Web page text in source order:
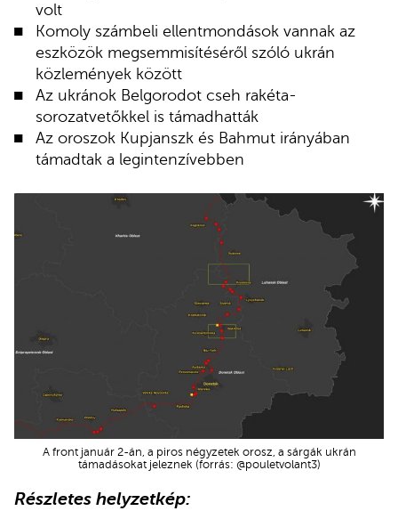
volt
Komoly számbeli ellentmondások vannak az
eszközök megsemmisítéséről szóló ukrán
közlemények között
Az ukránok Belgorodot cseh rakéta-
sorozatvetőkkel is támadhatták
Az oroszok Kupjanszk és Bahmut irányában
támadtak a legintenzívebben
A front január 2-án, a piros négyzetek orosz, a sárgák ukrán
támadásokat jeleznek (forrás: @pouletvolant3)
Részletes helyzetkép: